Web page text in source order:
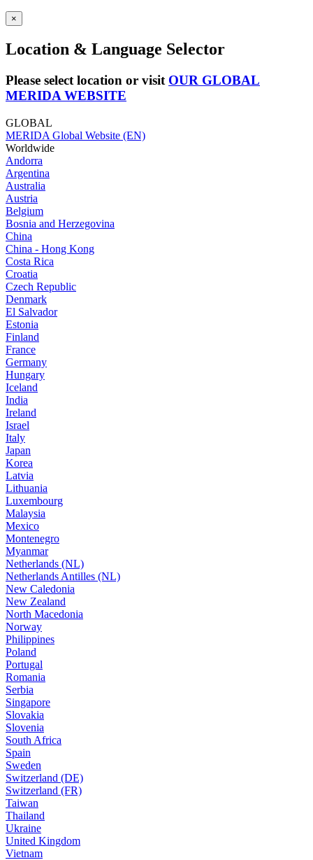
×
Location & Language Selector
Please select location or visit OUR GLOBAL
MERIDA WEBSITE
GLOBAL
MERIDA Global Website (EN)
Worldwide
Andorra
Argentina
Australia
Austria
Belgium
Bosnia and Herzegovina
China
China - Hong Kong
Costa Rica
Croatia
Czech Republic
Denmark
El Salvador
Estonia
Finland
France
Germany
Hungary
Iceland
India
Ireland
Israel
Italy
Japan
Korea
Latvia
Lithuania
Luxembourg
Malaysia
Mexico
Montenegro
Myanmar
Netherlands (NL)
Netherlands Antilles (NL)
New Caledonia
New Zealand
North Macedonia
Norway
Philippines
Poland
Portugal
Romania
Serbia
Singapore
Slovakia
Slovenia
South Africa
Spain
Sweden
Switzerland (DE)
Switzerland (FR)
Taiwan
Thailand
Ukraine
United Kingdom
Vietnam